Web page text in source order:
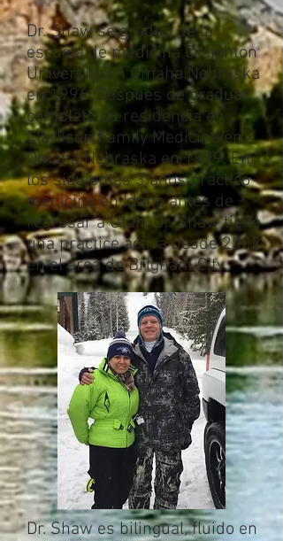
Dr. Shaw se graduó de la
escuela de medicina Creighton
University en Omaha Nebraska
en 1996. Despues de graduar
completo su residencia en
Clarkson Family Medicine en
Omaha Nebraska en 1999. En
los siguientes 3 años practicó
medicina en Idaho antes de
regresar a Utah. Dr. Shaw tiene
una practice activa desde 2002
en el area de Brigham City.
Dr. Shaw es bilingual, fluido en